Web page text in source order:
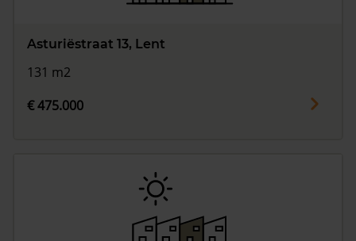
Asturiëstraat 13, Lent
131 m2
€ 475.000